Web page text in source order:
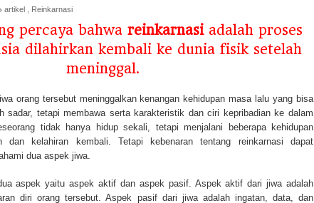
artikel Reinkarnasi
percaya bahwa reinkarnasiadalah proses
dilahirkan kembali ke dunia fisik setelah
meninggal.
orang tersebut meninggalkan kenangan kehidupan masa lalu yang bisa
sadar, tetapi membawa serta karakteristik dan ciri kepribadian ke dalam
tidak hanya hidup sekali, tetapi menjalani beberapa kehidupan
dan kelahiran kembali. Tetapi kebenaran tentang reinkarnasi dapat
dua aspek jiwa.
aspek yaitu aspek aktif dan aspek pasif. Aspek aktif dari jiwa adalah
diri orang tersebut. Aspek pasif dari jiwa adalah ingatan, data, dan